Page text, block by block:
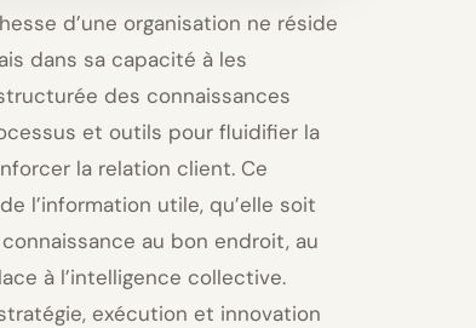
d’une organisation ne réside
dans sa capacité à les
des connaissances
et outils pour fluidifier la
la relation client. Ce
l’information utile, qu’elle soit
au bon endroit, au
à l’intelligence collective.
exécution et innovation